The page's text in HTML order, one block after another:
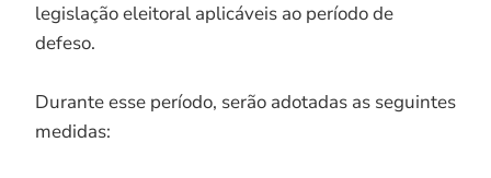
legislação eleitoral aplicáveis ao período de
defeso.
Durante esse período, serão adotadas as seguintes
medidas: